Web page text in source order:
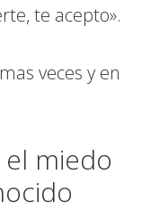
te acepto».
veces y en
miedo